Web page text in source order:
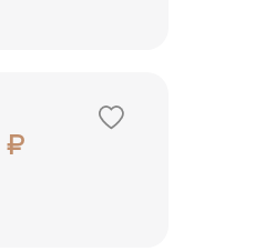
₽